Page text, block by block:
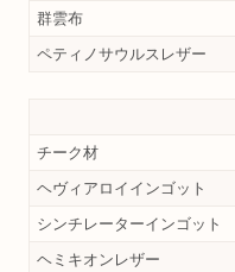
群雲布
ペティノサウルスレザー
チーク材
ヘヴィアロイインゴット
シンチレーターインゴット
ヘミキオンレザー